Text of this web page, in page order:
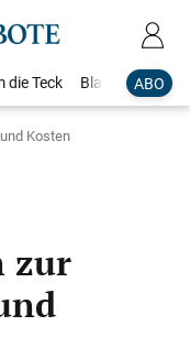
ABO
die Teck Blaulicht
Kosten
zur